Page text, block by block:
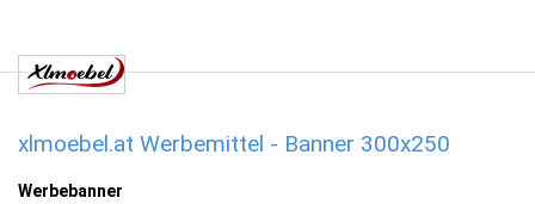
xlmoebel.at Werbemittel - Banner 300x250
Werbebanner